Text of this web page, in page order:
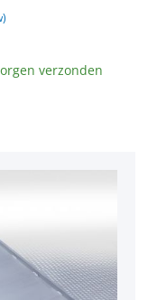
verzonden